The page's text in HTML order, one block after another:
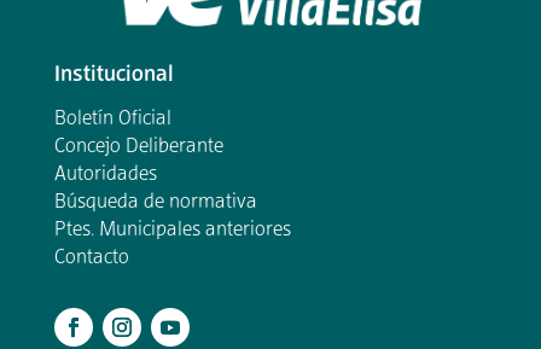
Institucional
Boletín Oficial
Concejo Deliberante
Autoridades
Búsqueda de normativa
Ptes. Municipales anteriores
Contacto